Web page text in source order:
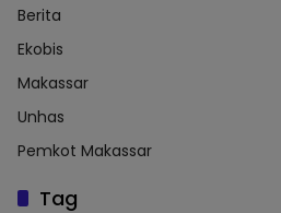
Berita
Ekobis
Makassar
Unhas
Pemkot Makassar
Tag